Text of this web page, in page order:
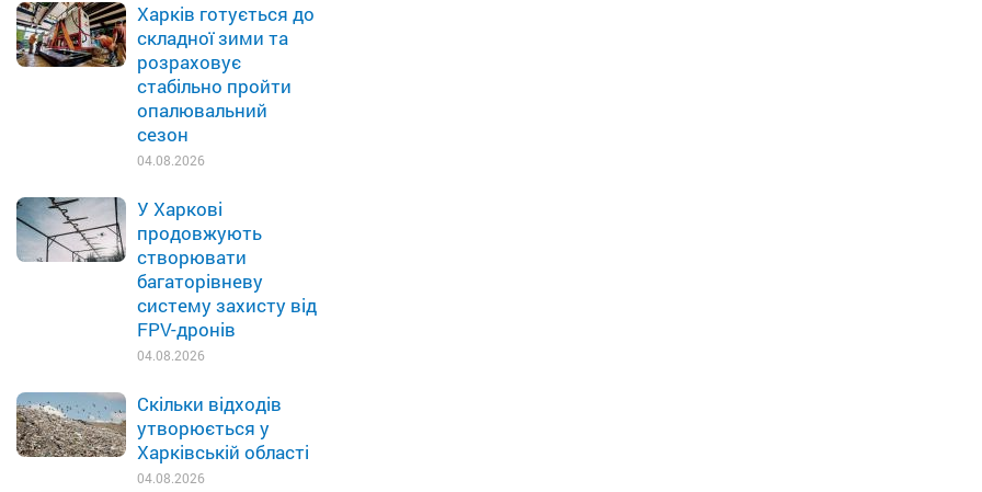
Харків готується до
складної зими та
розраховує
стабільно пройти
опалювальний
сезон
04.08.2026
У Харкові
продовжують
створювати
багаторівневу
систему захисту від
FPV-дронів
04.08.2026
Скільки відходів
утворюється у
Харківській області
04.08.2026